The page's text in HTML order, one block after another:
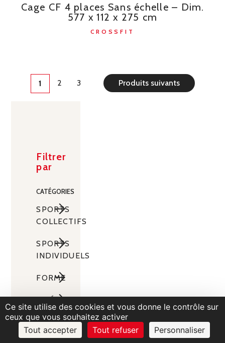
Cage CF 4 places Sans échelle – Dim.
577 x 112 x 275 cm
CROSSFIT
1 2 3 Produits suivants
Filtrer
par
CATÉGORIES
SPORTS
COLLECTIFS
Sports
de
terrains
Beach
Volley-
Football
Accessoires
de
Buts
Plateaux
extérieurs
Buts
Basketball
SPORTS
INDIVIDUELS
Sports
de
Raquettes
Tennis
Tennis
Danse
Barres
Gymnastique
FORME
Fitness
Steps
Pilâtes
Cardio
Training
AMÉNAGEMENT
DE
SALLES
Vestiaires
Ce site utilise des cookies et vous donne le contrôle sur
ceux que vous souhaitez activer
Tout accepter
Tout refuser Personnaliser